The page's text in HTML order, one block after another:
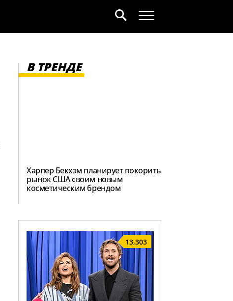
В ТРЕНДЕ
Харпер Бекхэм планирует покорить
рынок США своим новым
косметическим брендом
13,303